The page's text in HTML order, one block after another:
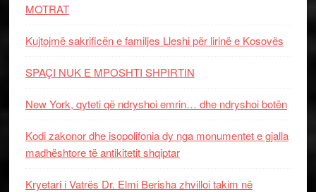
MOTRAT
Kujtojmë sakrificën e familjes Lleshi për lirinë e Kosovës
SPAÇI NUK E MPOSHTI SHPIRTIN
New York, qyteti që ndryshoi emrin… dhe ndryshoi botën
Kodi zakonor dhe isopolifonia dy nga monumentet e gjalla
madhështore të antikitetit shqiptar
Kryetari i Vatrës Dr. Elmi Berisha zhvilloi takim në